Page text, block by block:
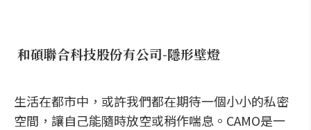
和碩聯合科技股份有公司-隱形壁燈
生活在都市中，或許我們都在期待一個小小的私密
空間，讓自己能隨時放空或稍作喘息。CAMO是一